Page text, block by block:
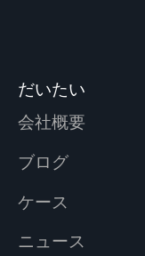
だいたい
会社概要
ブログ
ケース
ニュース